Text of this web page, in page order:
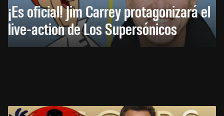
¡Es oficial! Jim Carrey protagonizará el
live-action de Los Supersónicos